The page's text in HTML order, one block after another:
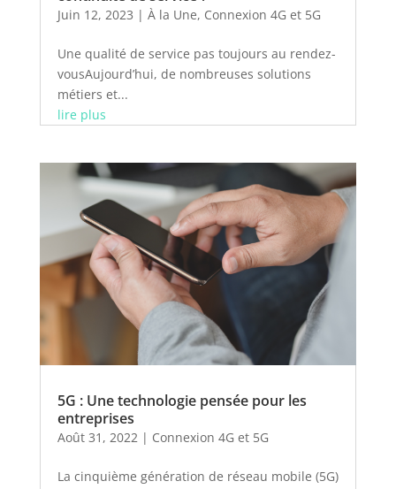
Juin 12, 2023 | À la Une, Connexion 4G et 5G
Une qualité de service pas toujours au rendez-
vousAujourd’hui, de nombreuses solutions
métiers et...
lire plus
5G : Une technologie pensée pour les
entreprises
Août 31, 2022| Connexion 4G et 5G
La cinquième génération de réseau mobile (5G)